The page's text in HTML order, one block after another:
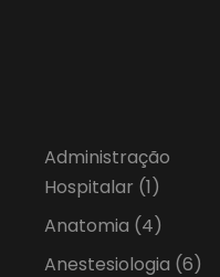
Administração
Hospitalar (1)
Anatomia (4)
Anestesiologia (6)